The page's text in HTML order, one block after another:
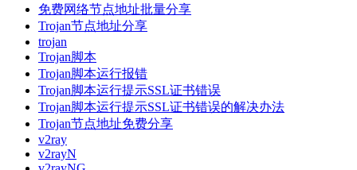
免费网络节点地址批量分享
Trojan节点地址分享
trojan
Trojan脚本
Trojan脚本运行报错
Trojan脚本运行提示SSL证书错误
Trojan脚本运行提示SSL证书错误的解决办法
Trojan节点地址免费分享
v2ray
v2rayN